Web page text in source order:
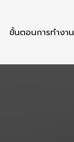
ขั้นตอนการทำงาน